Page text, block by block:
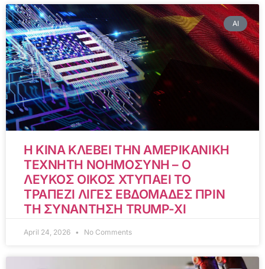
AI
Η ΚΙΝΑ ΚΛΕΒΕΙ ΤΗΝ ΑΜΕΡΙΚΑΝΙΚΗ
ΤΕΧΝΗΤΗ ΝΟΗΜΟΣΥΝΗ – Ο
ΛΕΥΚΟΣ ΟΙΚΟΣ ΧΤΥΠΑΕΙ ΤΟ
ΤΡΑΠΕΖΙ ΛΙΓΕΣ ΕΒΔΟΜΑΔΕΣ ΠΡΙΝ
ΤΗ ΣΥΝΑΝΤΗΣΗ TRUMP-XI
April 24, 2026 No Comments